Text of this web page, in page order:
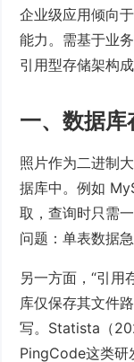
企业级应用倾向
能力。需基于业
引用型存储架构
一、数据
照片作为二进制
据库中。例如
取，查询时只需
问题：单表数据
另一方面，“引用
库仅保存其文件
写。Statista（
PingCode这类研